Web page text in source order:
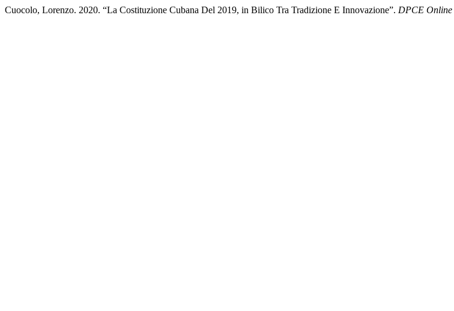
Cuocolo, Lorenzo. 2020. “La Costituzione Cubana Del 2019, in Bilico Tra Tradizione E Innovazione”. DPCE Online